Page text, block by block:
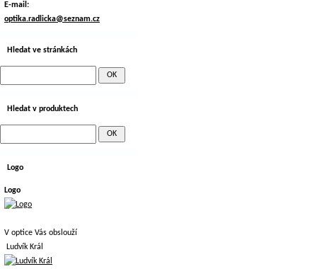
E-mail:
optika.radlicka@seznam.cz
Hledat ve stránkách
Hledat v produktech
Logo
Logo
V optice Vás obslouží
Ludvík Král